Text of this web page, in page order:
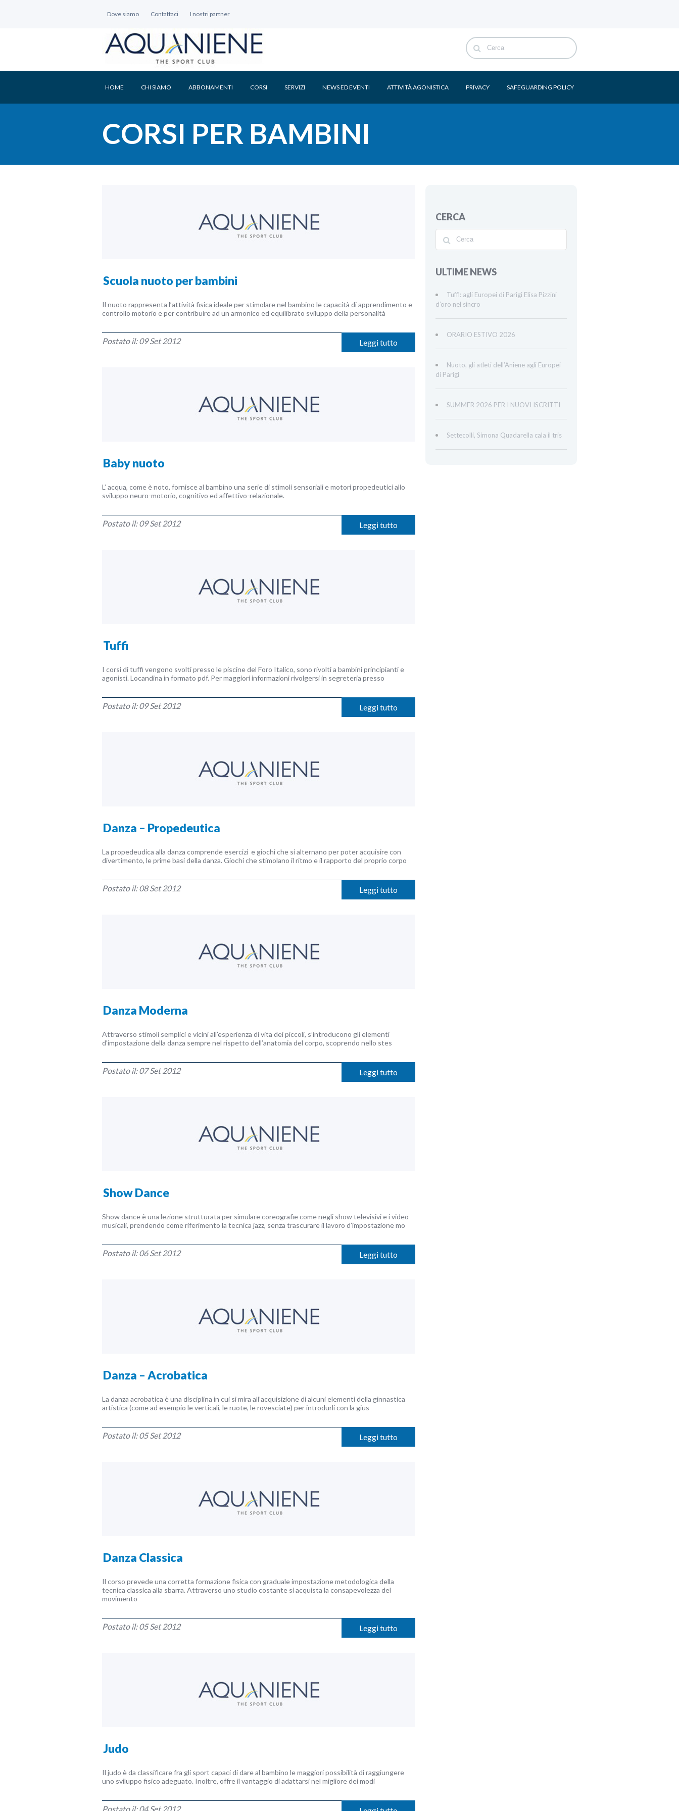
Dove siamo Contattaci I nostri partner
HOME CHI SIAMO ABBONAMENTI CORSI SERVIZI NEWS ED EVENTI ATTIVITÀ AGONISTICA PRIVACY SAFEGUARDING POLICY
CORSI PER BAMBINI
Scuola nuoto per bambini
Il nuoto rappresenta l’attività fisica ideale per stimolare nel bambino le capacità di apprendimento e
controllo motorio e per contribuire ad un armonico ed equilibrato sviluppo della personalità
Postato il: 09 Set 2012 Leggi tutto
Baby nuoto
L’ acqua, come è noto, fornisce al bambino una serie di stimoli sensoriali e motori propedeutici allo
sviluppo neuro-motorio, cognitivo ed affettivo-relazionale.
Postato il: 09 Set 2012 Leggi tutto
Tuffi
I corsi di tuffi vengono svolti presso le piscine del Foro Italico, sono rivolti a bambini principianti e
agonisti. Locandina in formato pdf. Per maggiori informazioni rivolgersi in segreteria presso
Postato il: 09 Set 2012 Leggi tutto
Danza – Propedeutica
La propedeudica alla danza comprende esercizi e giochi che si alternano per poter acquisire con
divertimento, le prime basi della danza. Giochi che stimolano il ritmo e il rapporto del proprio corpo
Postato il: 08 Set 2012 Leggi tutto
Danza Moderna
Attraverso stimoli semplici e vicini all’esperienza di vita dei piccoli, s’introducono gli elementi
d’impostazione della danza sempre nel rispetto dell’anatomia del corpo, scoprendo nello stes
Postato il: 07 Set 2012 Leggi tutto
Show Dance
Show dance è una lezione strutturata per simulare coreografie come negli show televisivi e i video
musicali, prendendo come riferimento la tecnica jazz, senza trascurare il lavoro d’impostazione mo
Postato il: 06 Set 2012 Leggi tutto
Danza – Acrobatica
La danza acrobatica è una disciplina in cui si mira all’acquisizione di alcuni elementi della ginnastica
artistica (come ad esempio le verticali, le ruote, le rovesciate) per introdurli con la gius
Postato il: 05 Set 2012 Leggi tutto
Danza Classica
Il corso prevede una corretta formazione fisica con graduale impostazione metodologica della
tecnica classica alla sbarra. Attraverso uno studio costante si acquista la consapevolezza del
movimento
Postato il: 05 Set 2012 Leggi tutto
Judo
Il judo è da classificare fra gli sport capaci di dare al bambino le maggiori possibilità di raggiungere
uno sviluppo fisico adeguato. Inoltre, offre il vantaggio di adattarsi nel migliore dei modi
Postato il: 04 Set 2012
CERCA
ULTIME NEWS
Tuffi: agli Europei di Parigi Elisa Pizzini
d’oro nel sincro
ORARIO ESTIVO 2026
Nuoto, gli atleti dell’Aniene agli Europei
di Parigi
SUMMER 2026 PER I NUOVI ISCRITTI
Settecolli, Simona Quadarella cala il tris